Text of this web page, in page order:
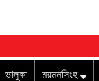
ভালুকা ময়মনসিংহ